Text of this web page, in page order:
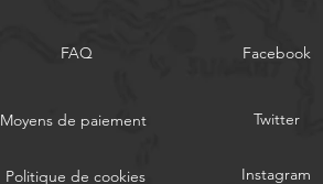
FAQ
Moyens de paiement
Politique de cookies
Facebook
Twitter
Instagram